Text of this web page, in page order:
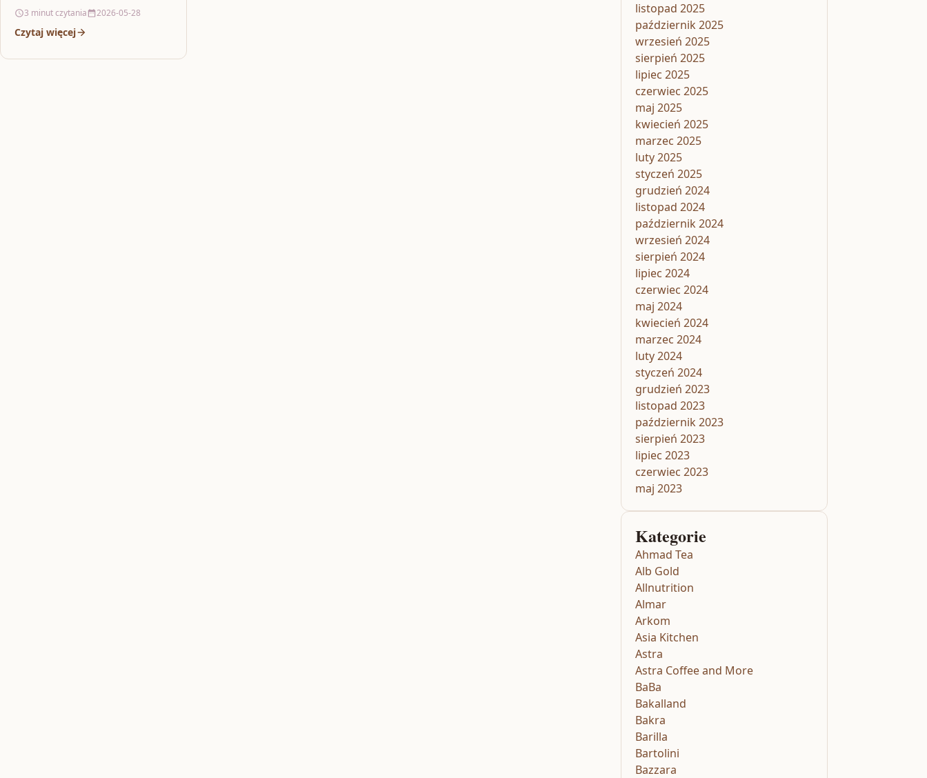
Colombia Rozpuszczalna Duży
Wybór*K może stać się…
3 minut czytania 2026-05-28
Czytaj więcej
listopad 2025
październik 2025
wrzesień 2025
sierpień 2025
lipiec 2025
czerwiec 2025
maj 2025
kwiecień 2025
marzec 2025
luty 2025
styczeń 2025
grudzień 2024
listopad 2024
październik 2024
wrzesień 2024
sierpień 2024
lipiec 2024
czerwiec 2024
maj 2024
kwiecień 2024
marzec 2024
luty 2024
styczeń 2024
grudzień 2023
listopad 2023
październik 2023
sierpień 2023
lipiec 2023
czerwiec 2023
maj 2023
Kategorie
Ahmad Tea
Alb Gold
Allnutrition
Almar
Arkom
Asia Kitchen
Astra
Astra Coffee and More
BaBa
Bakalland
Bakra
Barilla
Bartolini
Bazzara